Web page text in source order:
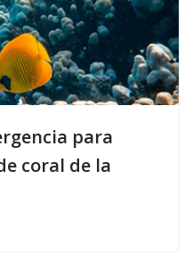
para
coral de la